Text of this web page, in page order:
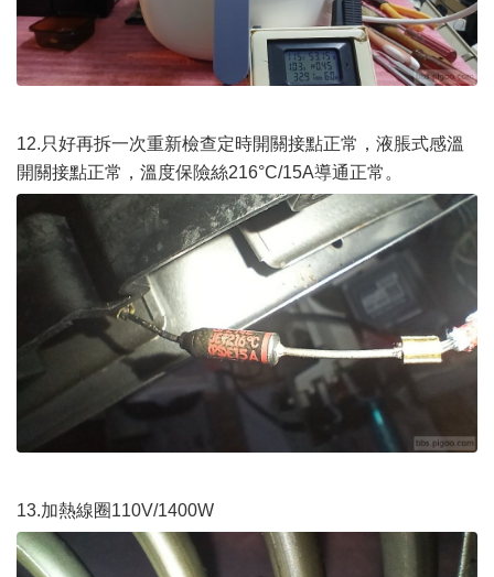
12.只好再拆一次重新檢查定時開關接點正常，液脹式感溫
開關接點正常，溫度保險絲216°C/15A導通正常。
13.加熱線圈110V/1400W